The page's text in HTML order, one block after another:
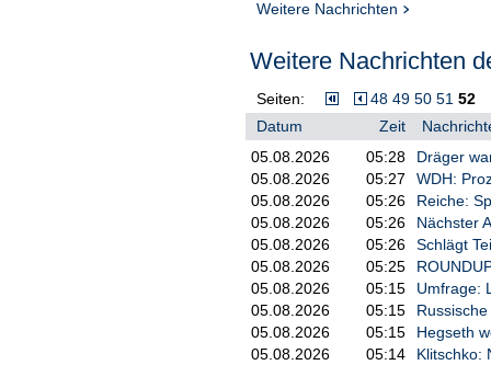
Weitere Nachrichten
Weitere Nachrichten
Seiten: 48 49 50 51 52
Datum
Zeit
05.08.2026
05:28
Dräger
05.08.2026
05:27
WDH:
05.08.2026
05:26
Reiche:
05.08.2026
05:26
Nächster
05.08.2026
05:26
Schlägt
05.08.2026
05:25
05.08.2026
05:15
Umfrage:
05.08.2026
05:15
05.08.2026
05:15
Hegseth
05.08.2026
05:14
Klitschko: